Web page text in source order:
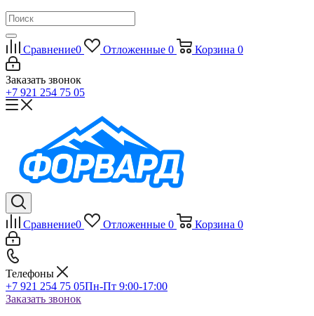
Сравнение0 Отложенные 0 Корзина 0
Заказать звонок
+7 921 254 75 05
Сравнение0 Отложенные 0 Корзина 0
Телефоны
+7 921 254 75 05Пн-Пт 9:00-17:00
Заказать звонок